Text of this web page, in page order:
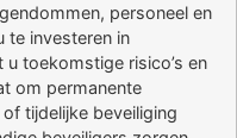
personeel en
te investeren in
toekomstige risico’s en
om permanente
tijdelijke beveiliging